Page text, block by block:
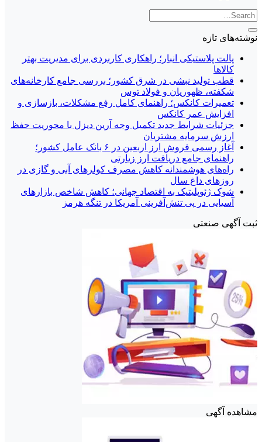
نوشته‌های تازه
پالت پلاستیکی انبار؛ راهکاری کاربردی برای مدیریت بهتر
کالاها
قطب تولید نبشی در شرق کشور؛ بررسی جامع کارخانه‌های
شکفته، ظهوریان و فولاد توس
تعمیرات کانکس؛ راهنمای کامل رفع مشکلات، بازسازی و
افزایش عمر کانکس
جزئیات شرایط جدید تکمیل وجه آرین دیزل با محوریت حفظ
ارزش سرمایه مشتریان
آغاز رسمی فروش ارز اربعین در ۶ بانک عامل کشور؛
راهنمای جامع دریافت ارز زیارتی
راه‌های هوشمندانه کاهش مصرف کولرهای آبی و گازی در
روزهای داغ سال
شوک ژئوپلیتیک به اقتصاد جهانی؛ کاهش شاخص بازارهای
آسیایی در پی تنش‌آفرینی آمریکا در تنگه هرمز
ثبت آگهی صنعتی
مشاهده آگهی